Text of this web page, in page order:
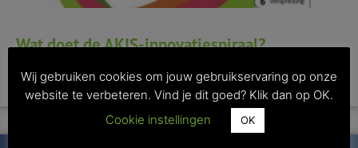
Wat doet de AKIS-innovatiespiraal?
>> Lees dit artikel
Wij gebruiken cookies om jouw gebruikservaring op onze
website te verbeteren. Vind je dit goed? Klik dan op OK.
Cookie instellingen
OK